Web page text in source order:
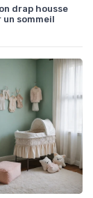
drap housse
sommeil